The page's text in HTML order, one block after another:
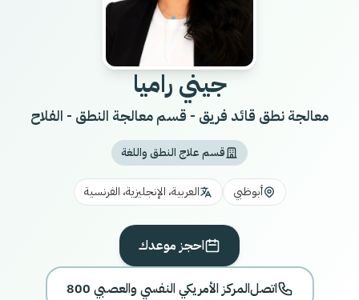
جيني راميا
معالجة نطق قائد فريق - قسم معالجة النطق - الفلاح
قسم علاج النطق واللغة
أبوظبي العربية، الإنجليزية، الفرنسية
احجز موعدك
اتصل800 المركز الأمريكي النفسي والعصبي